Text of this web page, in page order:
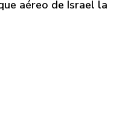
aéreo de Israel la